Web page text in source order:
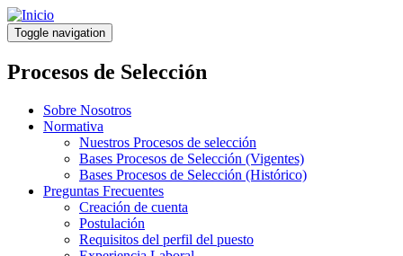
Pasar
al
contenido
principal
Toggle navigation
Procesos de Selección
Sobre Nosotros
Normativa
Nuestros Procesos de selección
Bases Procesos de Selección (Vigentes)
Bases Procesos de Selección (Histórico)
Preguntas Frecuentes
Creación de cuenta
Postulación
Requisitos del perfil del puesto